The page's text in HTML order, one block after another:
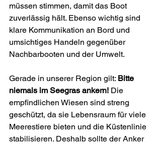
müssen stimmen, damit das Boot
zuverlässig hält. Ebenso wichtig sind
klare Kommunikation an Bord und
umsichtiges Handeln gegenüber
Nachbarbooten und der Umwelt.
Gerade in unserer Region gilt: Bitte
niemals im Seegras ankern! Die
empfindlichen Wiesen sind streng
geschützt, da sie Lebensraum für viele
Meerestiere bieten und die Küstenlinie
stabilisieren. Deshalb sollte der Anker